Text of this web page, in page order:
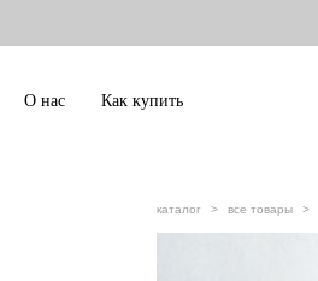
О нас Как купить
каталог > все товары >